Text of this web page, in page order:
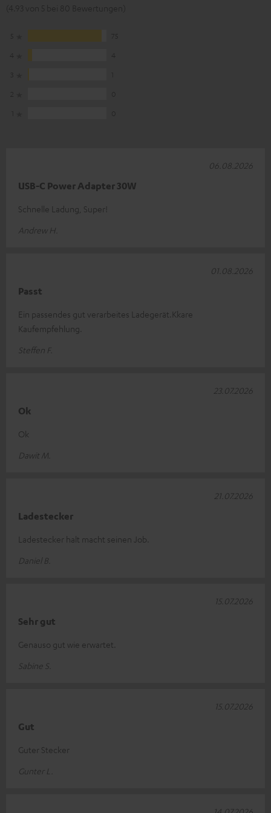
USB-C Power Adapter 30W
Schnelle Ladung, Super!
Andrew H.
06.08.2026
Passt
Ein passendes gut verarbeites Ladegerät.Kkare
Kaufempfehlung.
Steffen F.
01.08.2026
Ok
Ok
Dawit M.
23.07.2026
Ladestecker
Ladestecker halt macht seinen Job.
Daniel B.
21.07.2026
Sehr gut
Genauso gut wie erwartet.
Sabine S.
15.07.2026
Gut
Guter Stecker
Gunter L.
15.07.2026